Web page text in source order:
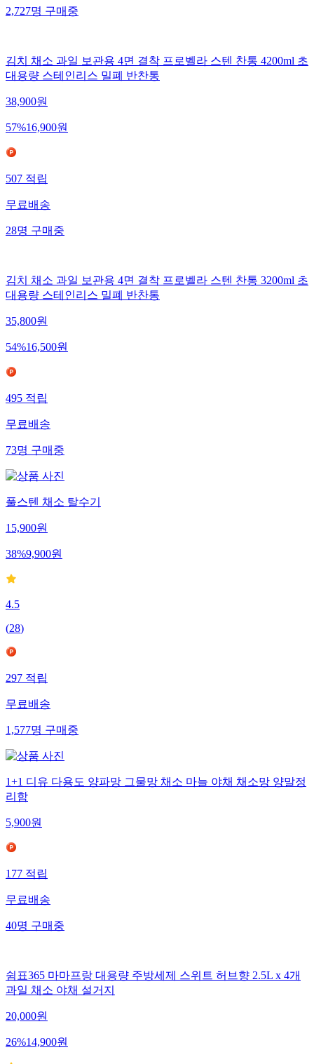
2,727명 구매중
김치 채소 과일 보관용 4면 결착 프로벨라 스텐 찬통 4200ml 초
대용량 스테인리스 밀폐 반찬통
38,900원
57%16,900원
507 적립
무료배송
28명 구매중
김치 채소 과일 보관용 4면 결착 프로벨라 스텐 찬통 3200ml 초
대용량 스테인리스 밀폐 반찬통
35,800원
54%16,500원
495적립
무료배송
73명구매중
풀스텐 채소 탈수기
15,900원
38%9,900원
4.5
(28)
297적립
무료배송
1,577명구매중
1+1 디유 다용도 양파망 그물망 채소 마늘 야채 채소망 양말정
리함
5,900원
177적립
무료배송
40명구매중
쉼표365 마마프랑 대용량 주방세제 스위트 허브향 2.5L x 4개
과일 채소 야채 설거지
20,000원
26%14,900원